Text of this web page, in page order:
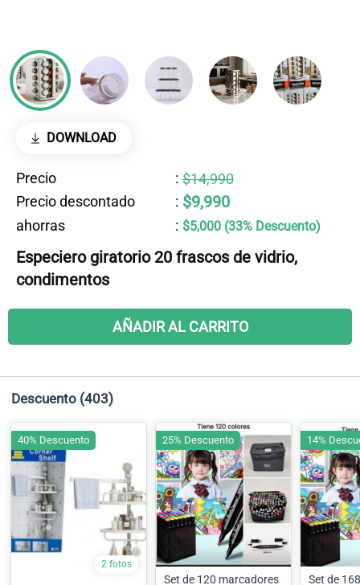
DOWNLOAD
Precio : $14,990
Precio descontado
: $9,990
ahorras : $5,000 (33% Descuento)
Especiero giratorio 20 frascos de vidrio,
condimentos
AÑADIR AL CARRITO
Descuento (403)
2 fotos
40% Descuento
Set de 120 marcadores
25% Descuento
Set de
14%